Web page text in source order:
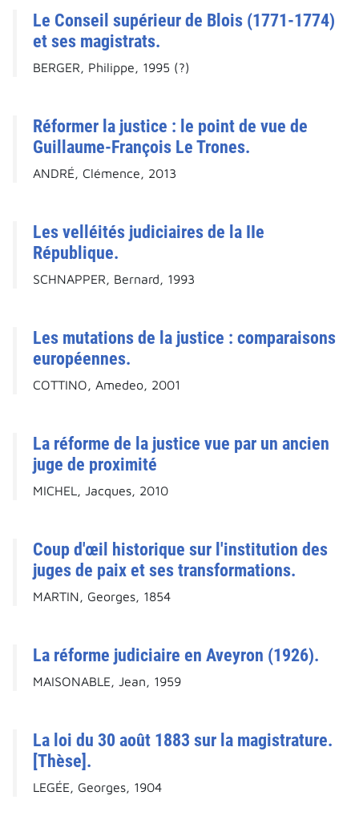
Le Conseil supérieur de Blois (1771-1774)
et ses magistrats.
BERGER, Philippe, 1995 (?)
Réformer la justice : le point de vue de
Guillaume-François Le Trones.
ANDRÉ, Clémence, 2013
Les velléités judiciaires de la IIe
République.
SCHNAPPER, Bernard, 1993
Les mutations de la justice : comparaisons
européennes.
COTTINO, Amedeo, 2001
La réforme de la justice vue par un ancien
juge de proximité
MICHEL, Jacques, 2010
Coup d'œil historique sur l'institution des
juges de paix et ses transformations.
MARTIN, Georges, 1854
La réforme judiciaire en Aveyron (1926).
MAISONABLE, Jean, 1959
La loi du 30 août 1883 sur la magistrature.
[Thèse].
LEGÉE, Georges, 1904